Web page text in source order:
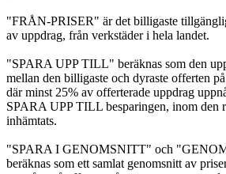
"FRÅN-PRISER" är det billigaste
av uppdrag, från verkstäder i hela landet.
"SPARA UPP TILL" beräknas som den
mellan den billigaste och dyraste offerten
där minst 25% av offerterade uppdrag
SPARA UPP TILL besparingen, inom den
inhämtats.
"SPARA I GENOMSNITT" och
beräknas som ett samlat genomsnitt av